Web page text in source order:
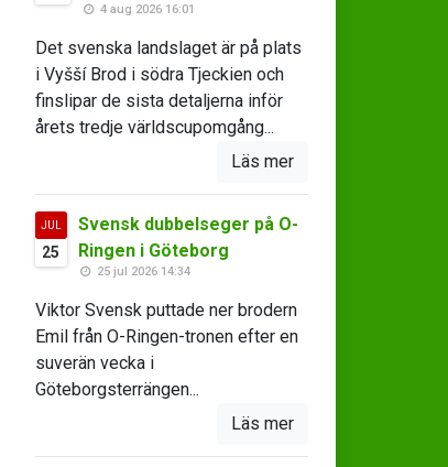
4 aug 2026 16:01
Det svenska landslaget är på plats
i Vyšší Brod i södra Tjeckien och
finslipar de sista detaljerna inför
årets tredje världscupomgång...
Läs mer
JUL
25
Svensk dubbelseger på O-
Ringen i Göteborg
25 jul 2026 14:34
Viktor Svensk puttade ner brodern
Emil från O-Ringen-tronen efter en
suverän vecka i
Göteborgsterrängen...
Läs mer